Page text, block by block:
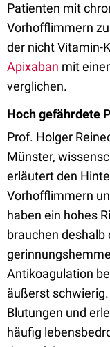
Patienten mit
Vorhofflimmern
der nicht Vitamin-
Apixaban mit
verglichen.
Hoch gefährdete
Prof. Holger
Münster,
erläutert den
Vorhofflimmern
haben ein hohes
brauchen deshalb
Antikoagulation
äußerst
Blutungen und
häufig